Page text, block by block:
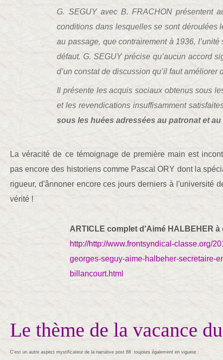
G. SEGUY avec B. FRACHON présentent
conditions dans lesquelles se sont déroulées
au passage, que contrairement à 1936,
défaut. G. SEGUY précise qu’aucun accord
d’un constat de discussion qu’il faut améliorer
Il présente les acquis sociaux obtenus sous
et les revendications insuffisamment
sous les huées adressées au patronat et
La véracité de ce témoignage de première main est
pas encore des historiens comme Pascal ORY dont la
rigueur, d'ânnoner encore ces jours derniers à l'université
vérité !
ARTICLE complet d'Aimé HALBEHER
http://http://www.frontsyndical-classe.org/
georges-seguy-aime-halbeher-secretaire-
billancourt.html
Le thème de la vacance
C'est un autre aspect mystificateur de la narrative post 68 toujours également en vigueur :